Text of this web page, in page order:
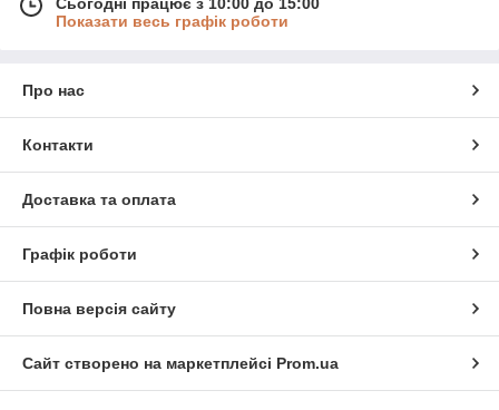
Сьогодні працює з 10:00 до 15:00
Показати весь графік роботи
Про нас
Контакти
Доставка та оплата
Графік роботи
Повна версія сайту
Сайт створено на маркетплейсі Prom.ua